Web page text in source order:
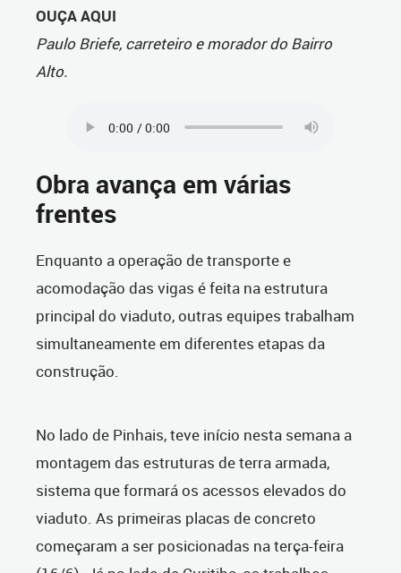
OUÇA AQUI
Paulo Briefe, carreteiro e morador do Bairro
Alto.
Obra avança em várias
frentes
Enquanto a operação de transporte e
acomodação das vigas é feita na estrutura
principal do viaduto, outras equipes trabalham
simultaneamente em diferentes etapas da
construção.
No lado de Pinhais, teve início nesta semana a
montagem das estruturas de terra armada,
sistema que formará os acessos elevados do
viaduto. As primeiras placas de concreto
começaram a ser posicionadas na terça-feira